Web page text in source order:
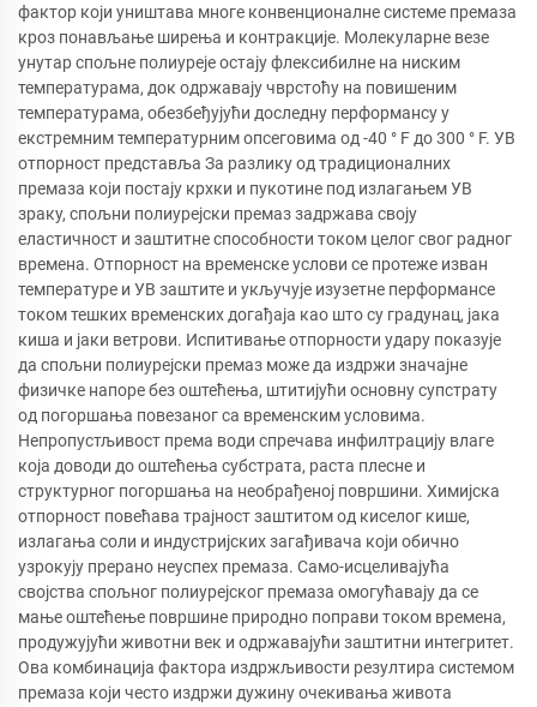
фактор који уништава многе конвенционалне системе премаза
кроз понављање ширења и контракције. Молекуларне везе
унутар спољне полиуреје остају флексибилне на ниским
температурама, док одржавају чврстоћу на повишеним
температурама, обезбеђујући доследну перформансу у
екстремним температурним опсеговима од -40 ° F до 300 ° F. УВ
отпорност представља За разлику од традиционалних
премаза који постају крхки и пукотине под излагањем УВ
зраку, спољни полиурејски премаз задржава своју
еластичност и заштитне способности током целог свог радног
времена. Отпорност на временске услови се протеже изван
температуре и УВ заштите и укључује изузетне перформансе
током тешких временских догађаја као што су градунац, јака
киша и јаки ветрови. Испитивање отпорности удару показује
да спољни полиурејски премаз може да издржи значајне
физичке напоре без оштећења, штитијући основну супстрату
од погоршања повезаног са временским условима.
Непропустљивост према води спречава инфилтрацију влаге
која доводи до оштећења субстрата, раста плесне и
структурног погоршања на необрађеној површини. Химијска
отпорност повећава трајност заштитом од киселог кише,
излагања соли и индустријских загађивача који обично
узрокују прерано неуспех премаза. Само-исцеливајућа
својства спољног полиурејског премаза омогућавају да се
мање оштећење површине природно поправи током времена,
продужујући животни век и одржавајући заштитни интегритет.
Ова комбинација фактора издржљивости резултира системом
премаза који често издржи дужину очекивања живота